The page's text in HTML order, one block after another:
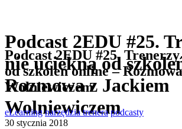
Podcast 2EDU #25.
nie uciekną od
Rozmowa z Jackiem
Wolniewiczem
Podcast 2EDU #25.
od szkoleń online –
Wolniewiczem
eLearning narzędzia trenera podcasty
30 stycznia 2018